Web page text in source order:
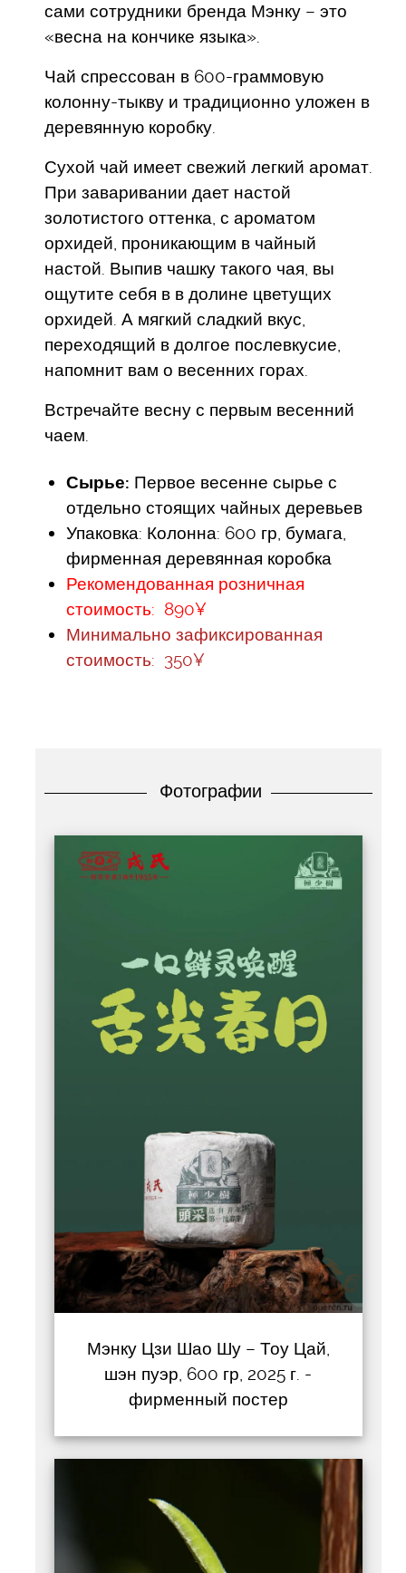
сами сотрудники бренда Мэнку – это
«весна на кончике языка».
Чай спрессован в 600-граммовую
колонну-тыкву и традиционно уложен в
деревянную коробку.
Сухой чай имеет свежий легкий аромат.
При заваривании дает настой
золотистого оттенка, с ароматом
орхидей, проникающим в чайный
настой. Выпив чашку такого чая, вы
ощутите себя в в долине цветущих
орхидей. А мягкий сладкий вкус,
переходящий в долгое послевкусие,
напомнит вам о весенних горах.
Встречайте весну с первым весенний
чаем.
Сырье: Первое весенне сырье с
отдельно стоящих чайных деревьев
Упаковка: Колонна: 600 гр, бумага,
фирменная деревянная коробка
Рекомендованная розничная
стоимость: 890¥
Минимально зафиксированная
стоимость: 350¥
Фотографии
Мэнку Цзи Шао Шу – Тоу Цай,
шэн пуэр, 600 гр, 2025 г. -
фирменный постер